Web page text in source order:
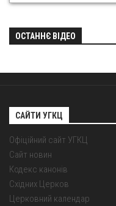
ОСТАННЄ ВІДЕО
САЙТИ УГКЦ
Офіційний сайт УГКЦ
Сайт новин
Кодекс канонів
Східних Церков
Церковний календар